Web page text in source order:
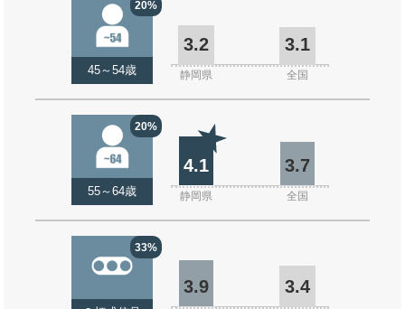
20%
45～54歳
3.2 3.1
静岡県 全国
20%
55～64歳
4.1 3.7
静岡県 全国
33%
3.9 3.4